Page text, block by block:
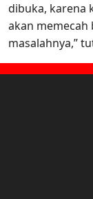
dibuka, karena
akan memecah
masalahnya,”